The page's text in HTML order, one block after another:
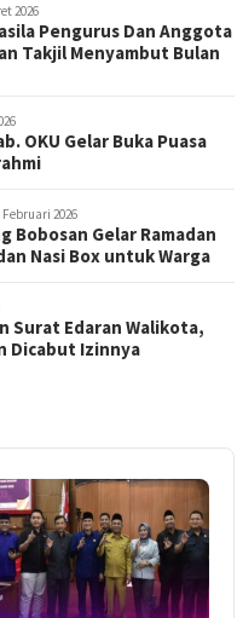
2026
Pengurus Dan Anggota
Takjil Menyambut Bulan
OKU Gelar Buka Puasa
Februari 2026
Bobosan Gelar Ramadan
Nasi Box untuk Warga
Surat Edaran Walikota,
Dicabut Izinnya